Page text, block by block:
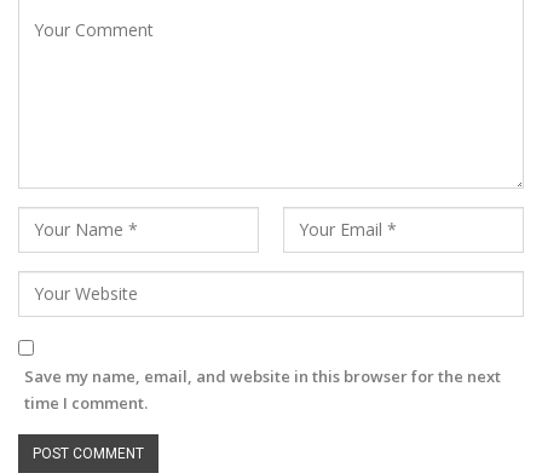
Save my name, email, and website in this browser for the next
time I comment.